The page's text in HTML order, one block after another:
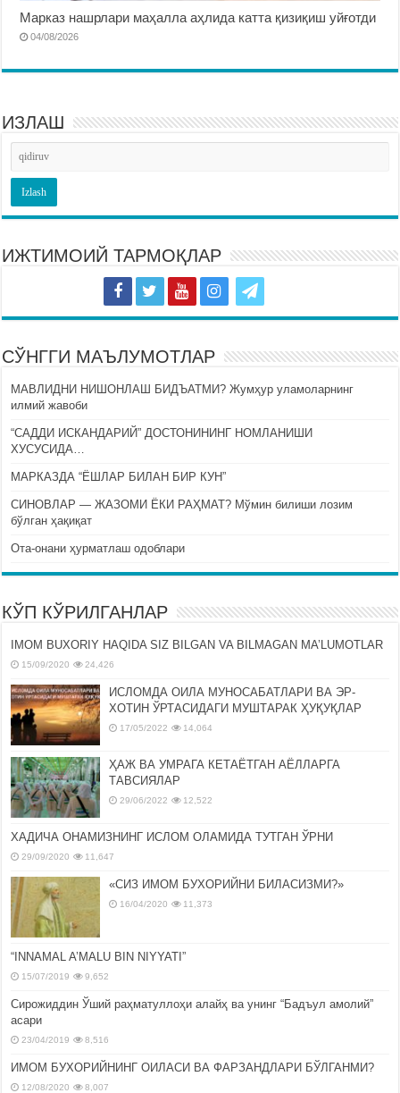
Марказ нашрлари маҳалла аҳлида катта қизиқиш уйғотди
04/08/2026
ИЗЛАШ
ИЖТИМОИЙ ТАРМОҚЛАР
СЎНГГИ МАЪЛУМОТЛАР
МАВЛИДНИ НИШОНЛАШ БИДЪАТМИ? Жумҳур уламоларнинг
илмий жавоби
“САДДИ ИСКАНДАРИЙ” ДОСТОНИНИНГ НОМЛАНИШИ
ХУСУСИДА…
МАРКАЗДА “ЁШЛАР БИЛАН БИР КУН”
СИНОВЛАР — ЖАЗОМИ ЁКИ РАҲМАТ? Мўмин билиши лозим
бўлган ҳақиқат
Ота-онани ҳурматлаш одоблари
КЎП КЎРИЛГАНЛАР
IMOM BUXORIY HAQIDA SIZ BILGAN VA BILMAGAN MA’LUMOTLAR
15/09/2020 24,426
ИСЛОМДА ОИЛА МУНОСАБАТЛАРИ ВА ЭР-
ХОТИН ЎРТАСИДАГИ МУШТАРАК ҲУҚУҚЛАР
17/05/2022 14,064
ҲАЖ ВА УМРАГА КЕТАЁТГАН АЁЛЛАРГА
ТАВСИЯЛАР
29/06/2022 12,522
ХАДИЧА ОНАМИЗНИНГ ИСЛОМ ОЛАМИДА ТУТГАН ЎРНИ
29/09/2020 11,647
«СИЗ ИМОМ БУХОРИЙНИ БИЛАСИЗМИ?»
16/04/2020 11,373
“INNAMAL A’MALU BIN NIYYATI”
15/07/2019 9,652
Сирожиддин Ўший раҳматуллоҳи алайҳ ва унинг “Бадъул амолий”
асари
23/04/2019 8,516
ИМОМ БУХОРИЙНИНГ ОИЛАСИ ВА ФАРЗАНДЛАРИ БЎЛГАНМИ?
12/08/2020 8,007